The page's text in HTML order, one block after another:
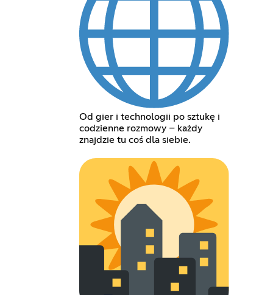
Od gier i technologii po sztukę i
codzienne rozmowy – każdy
znajdzie tu coś dla siebie.